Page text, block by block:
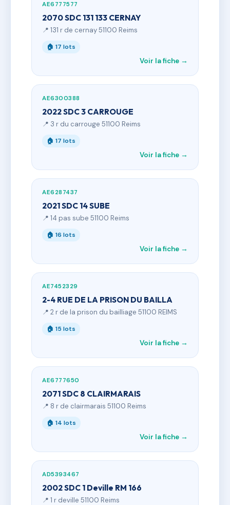
AE6777577
2070 SDC 131 133 CERNAY
📍 131 r de cernay 51100 Reims
🏠 17 lots
Voir la fiche →
AE6300388
2022 SDC 3 CARROUGE
📍 3 r du carrouge 51100 Reims
🏠 17 lots
Voir la fiche →
AE6287437
2021 SDC 14 SUBE
📍 14 pas sube 51100 Reims
🏠 16 lots
Voir la fiche →
AE7452329
2-4 RUE DE LA PRISON DU BAILLA
📍 2 r de la prison du bailliage 51100 REIMS
🏠 15 lots
Voir la fiche →
AE6777650
2071 SDC 8 CLAIRMARAIS
📍 8 r de clairmarais 51100 Reims
🏠 14 lots
Voir la fiche →
AD5393467
2002 SDC 1 Deville RM 166
📍 1 r deville 51100 Reims